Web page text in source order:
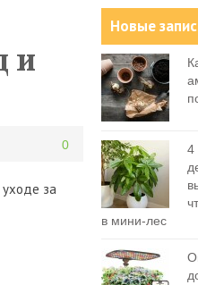
и
0
уходе за
Новые
4
в мини-лес